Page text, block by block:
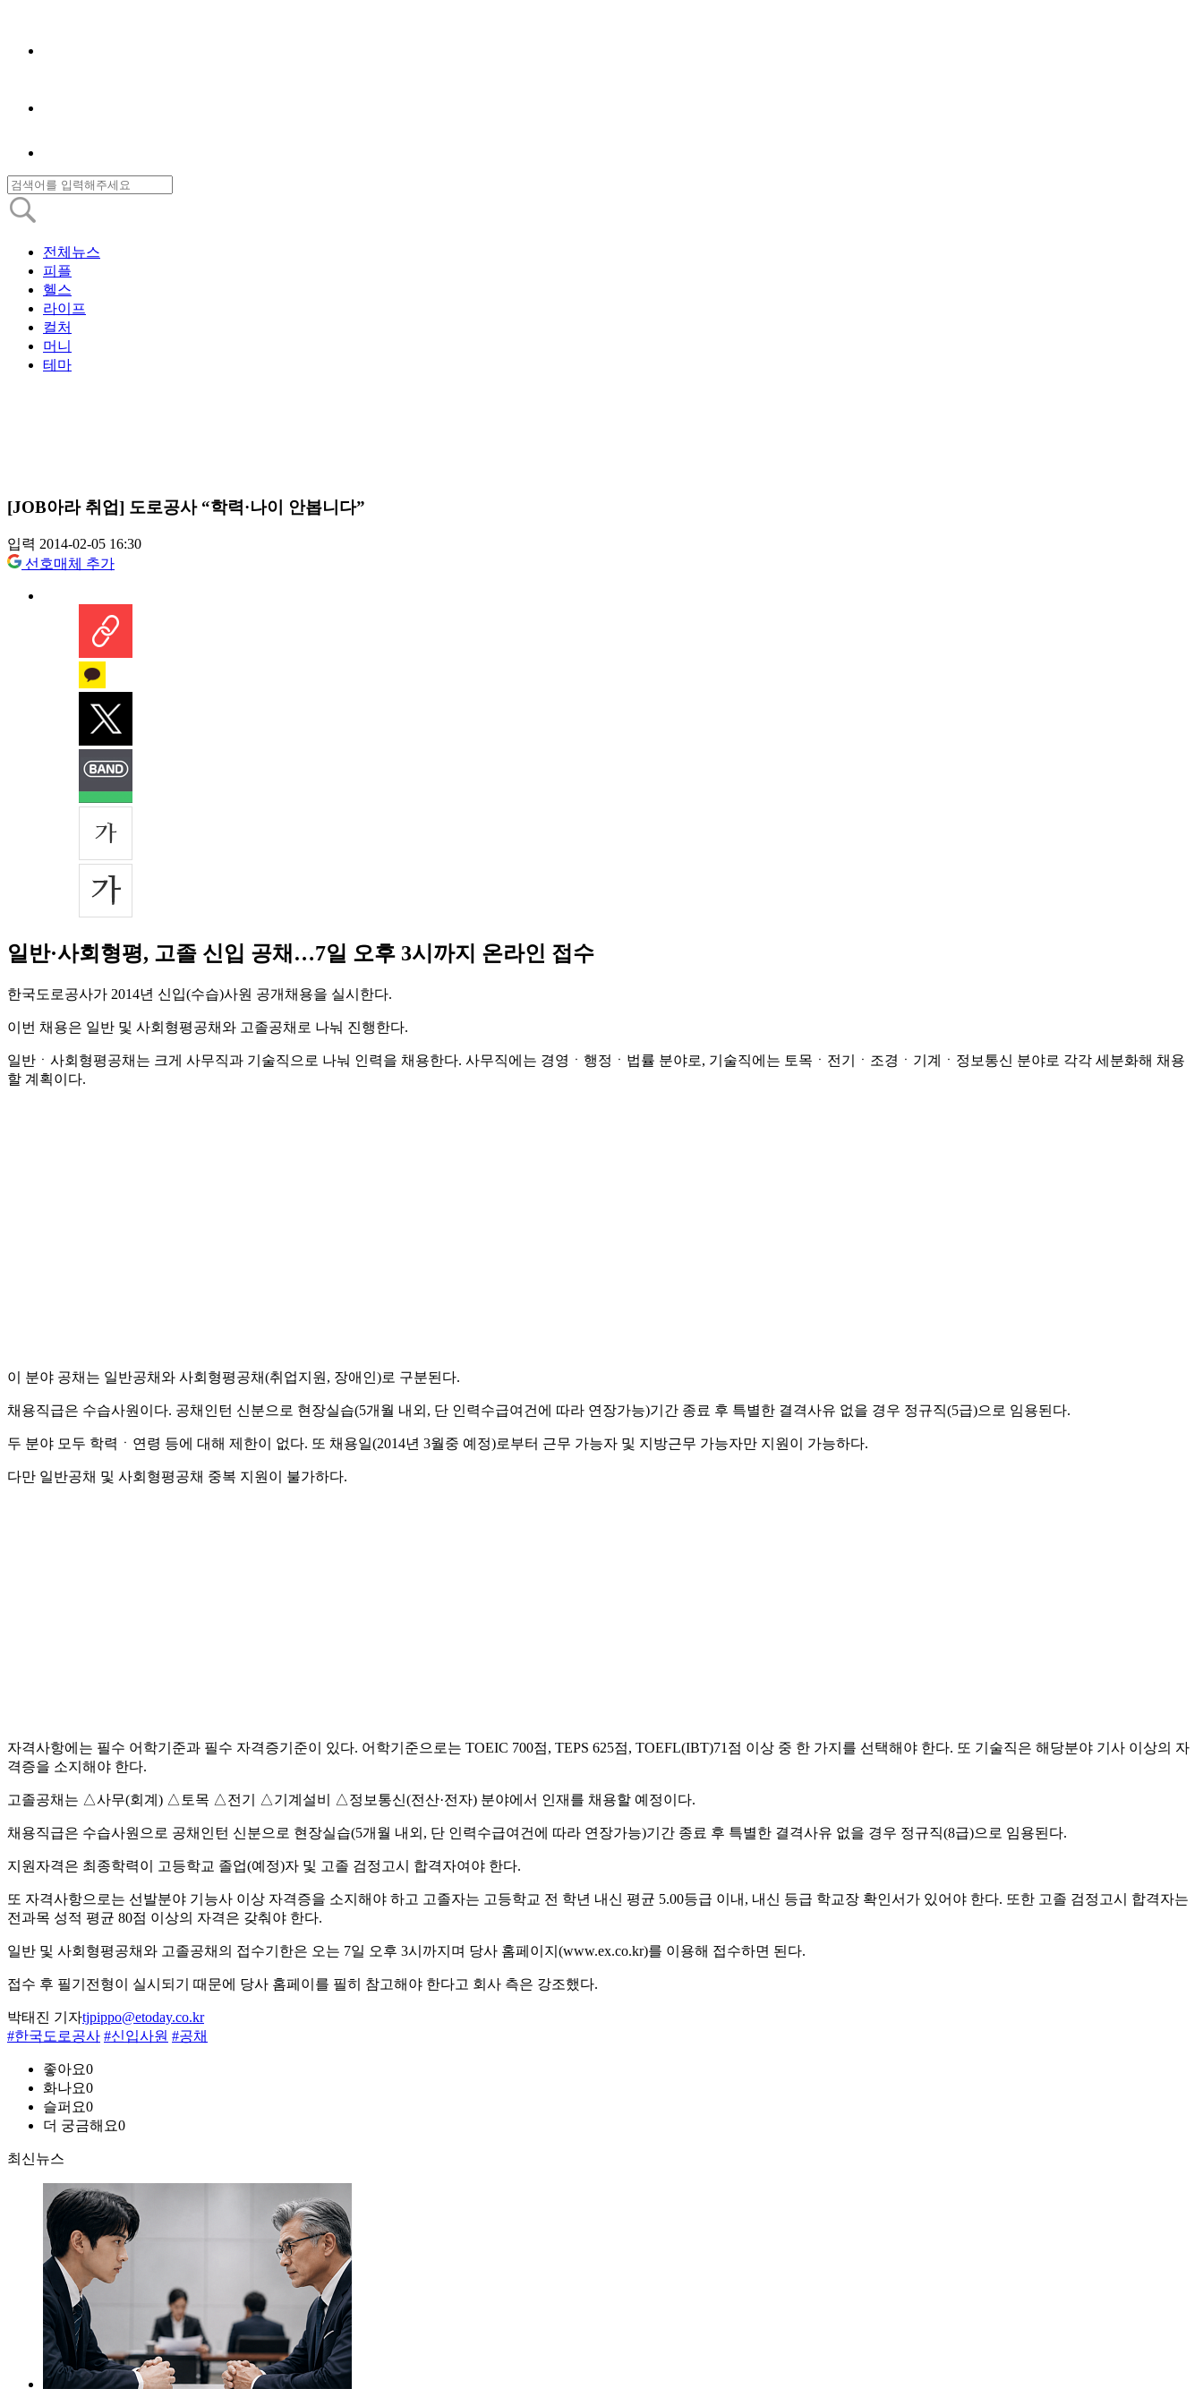
전체뉴스
피플
헬스
라이프
컬처
머니
테마
[JOB아라 취업] 도로공사 “학력·나이 안봅니다”
입력 2014-02-05 16:30
선호매체 추가
일반·사회형평, 고졸 신입 공채…7일 오후 3시까지 온라인 접수
한국도로공사가 2014년 신입(수습)사원 공개채용을 실시한다.
이번 채용은 일반 및 사회형평공채와 고졸공채로 나눠 진행한다.
일반ㆍ사회형평공채는 크게 사무직과 기술직으로 나눠 인력을 채용한다. 사무직에는 경영ㆍ행정ㆍ법률 분야로, 기술직에는 토목ㆍ전기ㆍ조경ㆍ기계ㆍ정보통신 분야로 각각 세분화해 채용
할 계획이다.
이 분야 공채는 일반공채와 사회형평공채(취업지원, 장애인)로 구분된다.
채용직급은 수습사원이다. 공채인턴 신분으로 현장실습(5개월 내외, 단 인력수급여건에 따라 연장가능)기간 종료 후 특별한 결격사유 없을 경우 정규직(5급)으로 임용된다.
두 분야 모두 학력ㆍ연령 등에 대해 제한이 없다. 또 채용일(2014년 3월중 예정)로부터 근무 가능자 및 지방근무 가능자만 지원이 가능하다.
다만 일반공채 및 사회형평공채 중복 지원이 불가하다.
자격사항에는 필수 어학기준과 필수 자격증기준이 있다. 어학기준으로는 TOEIC 700점, TEPS 625점, TOEFL(IBT)71점 이상 중 한 가지를 선택해야 한다. 또 기술직은 해당분야 기사 이상의 자
격증을 소지해야 한다.
고졸공채는 △사무(회계) △토목 △전기 △기계설비 △정보통신(전산·전자) 분야에서 인재를 채용할 예정이다.
채용직급은 수습사원으로 공채인턴 신분으로 현장실습(5개월 내외, 단 인력수급여건에 따라 연장가능)기간 종료 후 특별한 결격사유 없을 경우 정규직(8급)으로 임용된다.
지원자격은 최종학력이 고등학교 졸업(예정)자 및 고졸 검정고시 합격자여야 한다.
또 자격사항으로는 선발분야 기능사 이상 자격증을 소지해야 하고 고졸자는 고등학교 전 학년 내신 평균 5.00등급 이내, 내신 등급 학교장 확인서가 있어야 한다. 또한 고졸 검정고시 합격자는
전과목 성적 평균 80점 이상의 자격은 갖춰야 한다.
일반 및 사회형평공채와 고졸공채의 접수기한은 오는 7일 오후 3시까지며 당사 홈페이지(www.ex.co.kr)를 이용해 접수하면 된다.
접수 후 필기전형이 실시되기 때문에 당사 홈페이를 필히 참고해야 한다고 회사 측은 강조했다.
박태진 기자tjpippo@etoday.co.kr
#한국도로공사 #신입사원 #공채
좋아요0
화나요0
슬퍼요0
더 궁금해요0
최신뉴스